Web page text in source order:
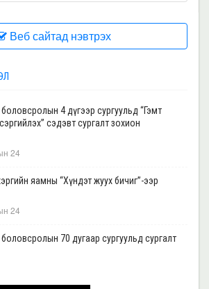
Веб сайтад нэвтрэх
боловсролын 4 дүгээр сургуульд “Гэмт
сэдэвт сургалт зохион
24
яамны “Хүндэт жуух бичиг”-ээр
24
боловсролын 70 дугаар сургуульд сургалт